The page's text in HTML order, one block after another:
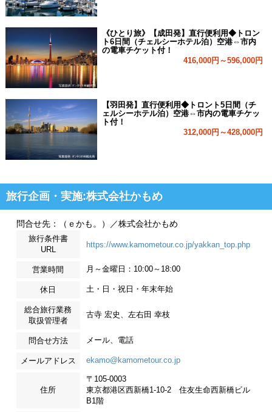
《ひとり旅》【成田発】直行便利用◆トロン
ト6日間（チェルシーホテル泊）空港⇔市内
の電車チケット付！
416,000円～596,000円
【羽田発】直行便利用◆トロント5日間（チ
ェルシーホテル泊）空港⇔市内の電車チケッ
ト付！
312,000円～428,000円
旅行企画・実施:株式会社かもめ
問合せ先：（ｅかも。）／株式会社かもめ
旅行条件書
URL
https://www.kamometour.co.jp/yakkan_top.php
営業時間 月～金曜日：10:00～18:00
休日 土・日・祝日・年末年始
総合旅行業務
取扱管理者
古寺 宏史、左右田 幸枝
問合せ方法 メール、電話
メールアドレス ekamo@kamometour.co.jp
住所
〒105-0003
東京都港区西新橋1-10-2 住友生命西新橋ビル
B1階